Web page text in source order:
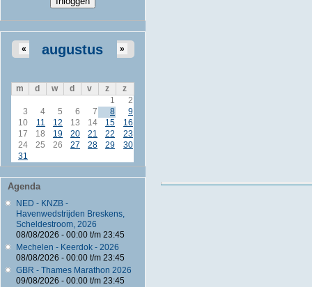
augustus
« »
m d w d v z
z
1
2
3
4 5 6 7 8
9
10
11 12 13 14 15
16
17
18 19 20 21 22
23
24
25 26 27 28 29
30
31
Agenda
NED - KNZB -
Havenwedstrijden Breskens,
Scheldestroom, 2026
08/08/2026 - 00:00t/m 23:45
Mechelen - Keerdok - 2026
08/08/2026 - 00:00t/m 23:45
GBR - Thames Marathon 2026
09/08/2026 - 00:00t/m 23:45